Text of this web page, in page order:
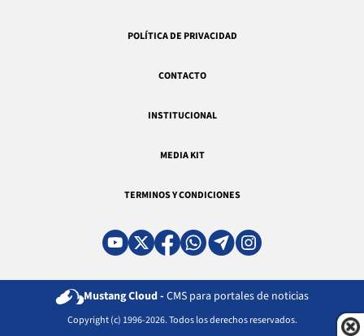
POLÍTICA DE PRIVACIDAD
CONTACTO
INSTITUCIONAL
MEDIA KIT
TERMINOS Y CONDICIONES
Mustang Cloud - CMS para portales de noticias
Copyright (c) 1996-2026. Todos los derechos reservados.